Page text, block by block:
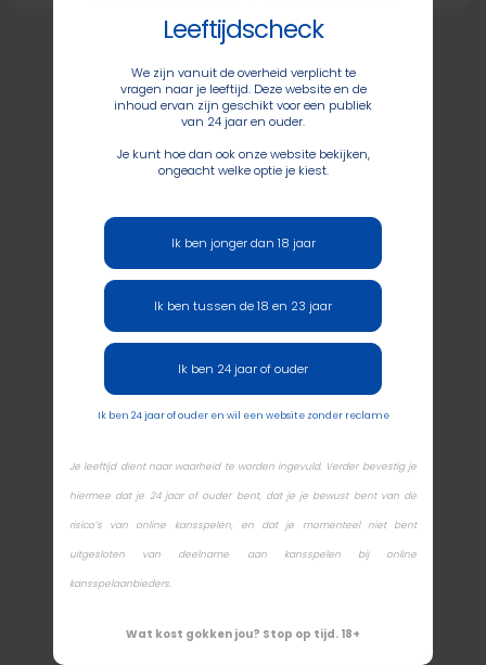
Leeftijdscheck
We zijn vanuit de overheid verplicht te
vragen naar je leeftijd. Deze website en de
inhoud ervan zijn geschikt voor een publiek
van 24 jaar en ouder.
Je kunt hoe dan ook onze website bekijken,
ongeacht welke optie je kiest.
Ik ben jonger dan 18 jaar
Ik ben tussen de 18 en 23 jaar
Ik ben 24 jaar of ouder
Ik ben 24 jaar of ouder en wil een website zonder reclame
Je leeftijd dient naar waarheid te worden ingevuld. Verder bevestig je
hiermee dat je 24 jaar of ouder bent, dat je je bewust bent van de
risico’s van online kansspelen, en dat je momenteel niet bent
uitgesloten van deelname aan kansspelen bij online
kansspelaanbieders.
Wat kost gokken jou? Stop op tijd. 18+